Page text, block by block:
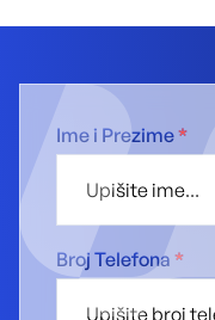
Ime i Prezime*
Broj Telefona *